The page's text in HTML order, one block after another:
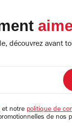
découvrez avant
et notre politique de
de nos